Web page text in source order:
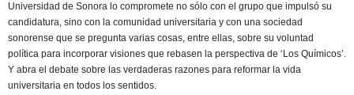
Universidad de Sonora lo compromete no sólo con el grupo que impulsó su
candidatura, sino con la comunidad universitaria y con una sociedad
sonorense que se pregunta varias cosas, entre ellas, sobre su voluntad
política para incorporar visiones que rebasen la perspectiva de ‘Los Químicos’.
Y abra el debate sobre las verdaderas razones para reformar la vida
universitaria en todos los sentidos.